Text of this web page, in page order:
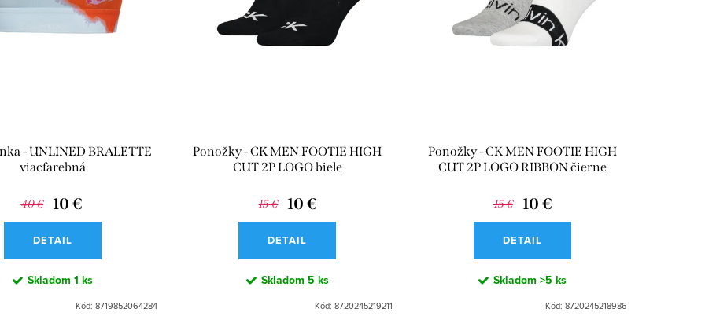
- UNLINED BRALETTE
viacfarebná
40 € 10 €
DETAIL
Skladom1 ks
Kód:8719852064284
Ponožky - CK MEN FOOTIE HIGH
CUT 2P LOGO biele
15 € 10 €
DETAIL
Skladom 5 ks
Kód: 8720245219211
Ponožky - CK MEN FOOTIE HIGH
CUT 2P LOGO RIBBON čierne
15 € 10 €
DETAIL
Skladom >5 ks
Kód: 8720245218986